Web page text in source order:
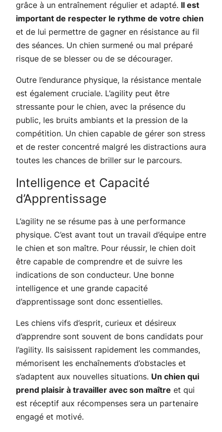
grâce à un entraînement régulier et adapté. Il est
important de respecter le rythme de votre chien
et de lui permettre de gagner en résistance au fil
des séances. Un chien surmené ou mal préparé
risque de se blesser ou de se décourager.
Outre l’endurance physique, la résistance mentale
est également cruciale. L’agility peut être
stressante pour le chien, avec la présence du
public, les bruits ambiants et la pression de la
compétition. Un chien capable de gérer son stress
et de rester concentré malgré les distractions aura
toutes les chances de briller sur le parcours.
Intelligence et Capacité
d’Apprentissage
L’agility ne se résume pas à une performance
physique. C’est avant tout un travail d’équipe entre
le chien et son maître. Pour réussir, le chien doit
être capable de comprendre et de suivre les
indications de son conducteur. Une bonne
intelligence et une grande capacité
d’apprentissage sont donc essentielles.
Les chiens vifs d’esprit, curieux et désireux
d’apprendre sont souvent de bons candidats pour
l’agility. Ils saisissent rapidement les commandes,
mémorisent les enchaînements d’obstacles et
s’adaptent aux nouvelles situations. Un chien qui
prend plaisir à travailler avec son maître et qui
est réceptif aux récompenses sera un partenaire
engagé et motivé.